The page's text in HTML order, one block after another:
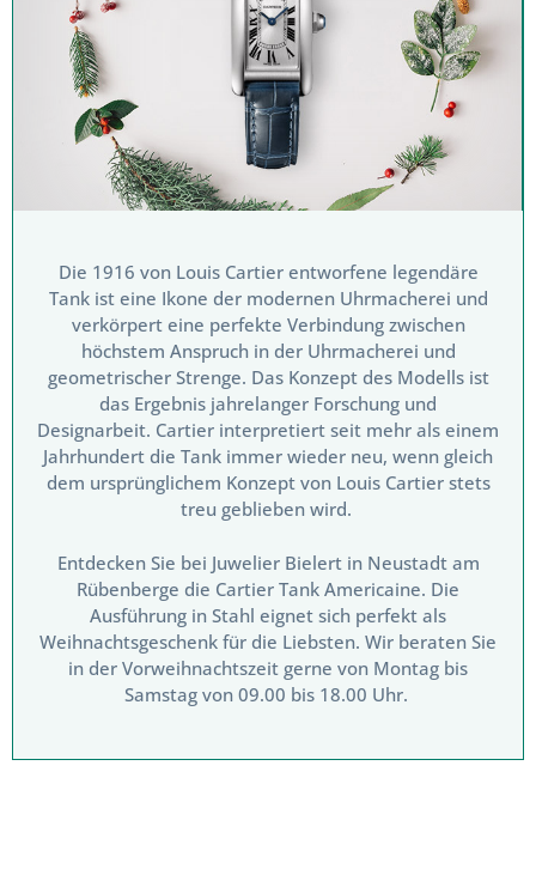
Die 1916 von Louis Cartier entworfene legendäre
Tank ist eine Ikone der modernen Uhrmacherei und
verkörpert eine perfekte Verbindung zwischen
höchstem Anspruch in der Uhrmacherei und
geometrischer Strenge. Das Konzept des Modells ist
das Ergebnis jahrelanger Forschung und
Designarbeit. Cartier interpretiert seit mehr als
einem Jahrhundert die Tank immer wieder neu,
wenn gleich dem ursprünglichem Konzept von Louis
Cartier stets treu geblieben wird.
Entdecken Sie bei Juwelier Bielert in Neustadt am
Rübenberge die Cartier Tank Americaine. Die
Ausführung in Stahl eignet sich perfekt als
Weihnachtsgeschenk für die Liebsten. Wir beraten
Sie in der Vorweihnachtszeit gerne von Montag bis
Samstag von 09.00 bis 18.00 Uhr.